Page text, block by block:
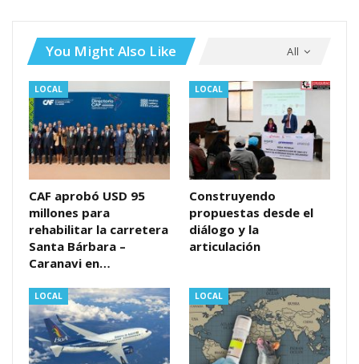
All
You Might Also Like
LOCAL
CAF aprobó USD 95
millones para
rehabilitar la carretera
Santa Bárbara –
Caranavi en…
LOCAL
Construyendo
propuestas desde el
diálogo y la
articulación
LOCAL LOCAL